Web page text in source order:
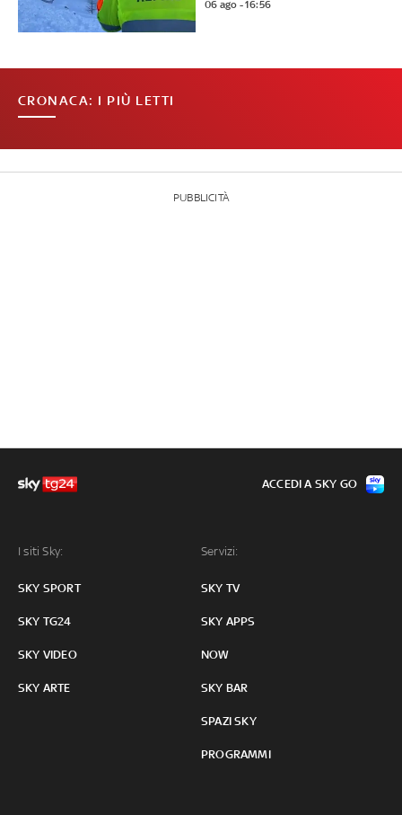
06 ago - 16:56
CRONACA: I PIÙ LETTI
PUBBLICITÀ
I siti Sky:
SKY SPORT
SKY TG24
SKY VIDEO
SKY ARTE
Servizi:
SKY TV
SKY APPS
NOW
SKY BAR
SPAZI SKY
PROGRAMMI
ACCEDI A SKY GO